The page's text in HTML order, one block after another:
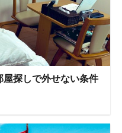
探しで外せない条件